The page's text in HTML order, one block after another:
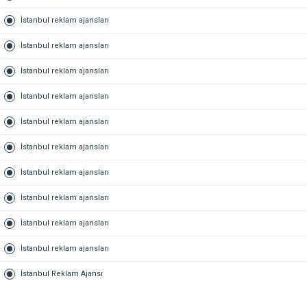
İstanbul reklam ajansları
İstanbul reklam ajansları
İstanbul reklam ajansları
İstanbul reklam ajansları
İstanbul reklam ajansları
İstanbul reklam ajansları
İstanbul reklam ajansları
İstanbul reklam ajansları
İstanbul reklam ajansları
İstanbul reklam ajansları
İstanbul Reklam Ajansı